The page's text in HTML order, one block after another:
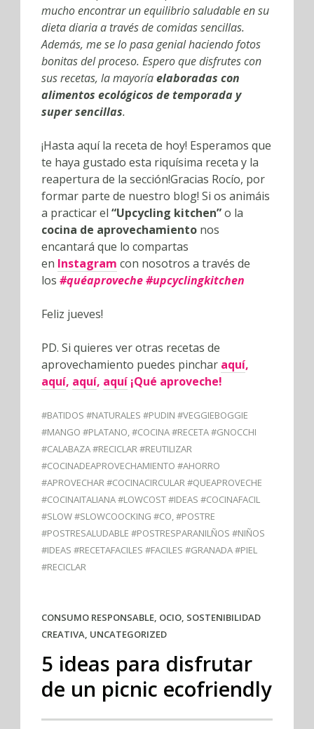
mucho encontrar un equilibrio saludable en su
dieta diaria a través de comidas sencillas.
Además, me se lo pasa genial haciendo fotos
bonitas del proceso. Espero que disfrutes con
sus recetas, la mayoríaelaboradas con
alimentos ecológicos de temporada y
super sencillas.
¡Hasta aquí la receta de hoy! Esperamos que
te haya gustado esta riquísima receta y la
reapertura de la sección!Gracias Rocío, por
formar parte de nuestro blog! Si os animáis
a practicar el “Upcycling kitchen”o la
cocina de aprovechamiento nos
encantará que lo compartas
en Instagram con nosotros a través de
los #quéaproveche #upcyclingkitchen
Feliz jueves!
PD. Si quieres ver otras recetas de
aprovechamiento puedes pinchar aquí,
aquí, aquí, aquí ¡Qué aproveche!
#BATIDOS #NATURALES #PUDIN #VEGGIEBOGGIE
#MANGO #PLATANO,#COCINA #RECETA #GNOCCHI
#CALABAZA #RECICLAR #REUTILIZAR
#COCINADEAPROVECHAMIENTO #AHORRO
#APROVECHAR #COCINACIRCULAR #QUEAPROVECHE
#COCINAITALIANA #LOWCOST #IDEAS #COCINAFACIL
#SLOW #SLOWCOOCKING #CO,#POSTRE
#POSTRESALUDABLE #POSTRESPARANILÑOS #NIÑOS
#IDEAS #RECETAFACILES #FACILES #GRANADA #PIEL
#RECICLAR
CONSUMO RESPONSABLE, OCIO, SOSTENIBILIDAD
CREATIVA, UNCATEGORIZED
5 ideas para disfrutar
de un picnic ecofriendly